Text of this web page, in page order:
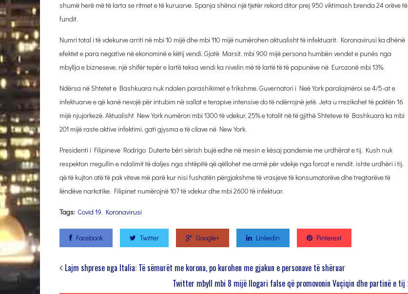
shumë herë më të larta se ritmet e të kuruarve. Spanja shënoi një tjetër rekord ditor prej 950 viktimash brenda 24 orëve të
fundit.
Numri total i të vdekurve arriti në mbi 10 mijë dhe mbi 110 mijë numërohen aktualisht të infektuarit. Koronavirusi ka dhënë
efektet e para negative në ekonominë e këtij vendi. Gjatë Marsit, mbi 900 mijë persona humbën vendet e punës nga
mbyllja e bizneseve, një shifër tepër e lartë teksa vendi ka nivelin më të lartë të të papunëve në Eurozonë mbi 13%.
Ndërsa në Shtetet e Bashkuara nuk ndalen parashikimet e frikshme. Guvernatori i Neë York paralajmëroi se 4/5-at e
infektuarve e që kanë nevojë për intubim në sallat e terapive intensive do të ndërrojnë jetë. Jeta u rrezikohet të paktën 16
mijë njujorkezë. Aktualisht New York numëron mbi 1300 të vdekur, 25% e totalit në të gjithë Shteteve të Bashkuara ka mbi
201 mijë raste aktive infektimi, gati gjysma e të cilave në New York.
Presidenti i Filipineve Rodrigo Duterte bëri sërish bujë edhe në mesin e kësaj pandemie me urdhërat e tij. Kush nuk
respekton rregullin e ndalimit të daljes nga shtëpitë që qëllohet me armë për vdekje nga forcat e rendit, ishte urdhëri i tij,
që të kujton atë të pak viteve më parë kur nisi fushatën përgjakshme të vrasjeve të konsumatorëve dhe tregtarëve të
lëndëve narkotike. Filipinet numërojnë 107 të vdekur dhe mbi 2600 të infektuar.
Tags: Covid 19, Koronavirusi
Facebook Twitter Google+ Linkedin Pinterest
Lajm shprese nga Italia: Të sëmurët me korona, po kurohen me gjakun e personave të shëruar
Twitter mbyll mbi 8 mijë llogari false që promovonin Vuçiqin dhe partinë e tij